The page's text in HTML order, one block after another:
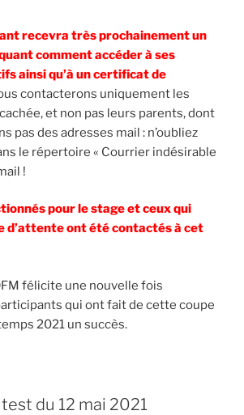
recevra très prochainement un
comment accéder à ses
ainsi qu’à un certificat de
contacterons uniquement les
et non pas leurs parents, dont
pas des adresses mail : n’oubliez
le répertoire « Courrier indésirable
!
pour le stage et ceux qui
d’attente ont été contactés à cet
félicite une nouvelle fois
qui ont fait de cette coupe
2021 un succès.
du 12 mai 2021